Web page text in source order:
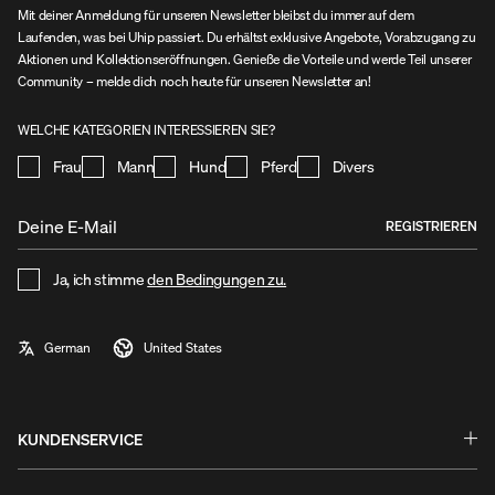
Mit deiner Anmeldung für unseren Newsletter bleibst du immer auf dem
Laufenden, was bei Uhip passiert. Du erhältst exklusive Angebote, Vorabzugang zu
Aktionen und Kollektionseröffnungen. Genieße die Vorteile und werde Teil unserer
Community – melde dich noch heute für unseren Newsletter an!
WELCHE KATEGORIEN INTERESSIEREN SIE?
Frau Mann Hund Pferd Divers
REGISTRIEREN
Ja, ich stimmeden Bedingungen zu.
KUNDENSERVICE
Fragen & Antworten